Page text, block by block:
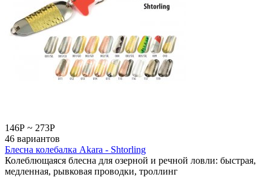
146Р ~ 273Р
46 вариантов
Блесна колебалка Akara - Shtorling
Колеблющаяся блесна для озерной и речной ловли: быстрая,
медленная, рывковая проводки, троллинг